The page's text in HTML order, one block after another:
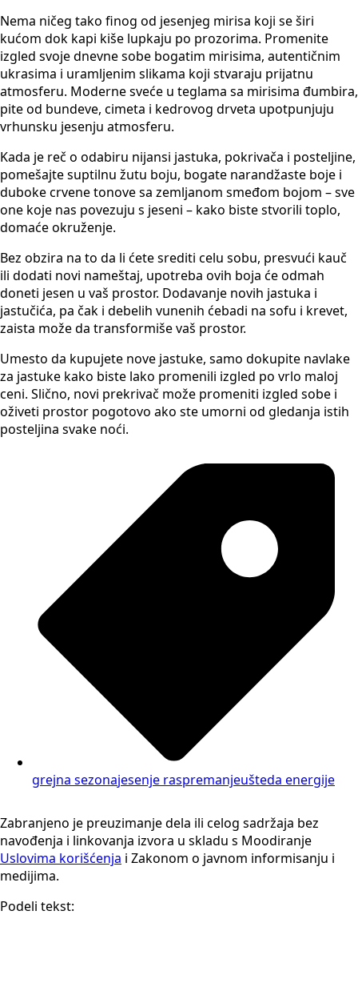
Nema ničeg tako finog od jesenjeg mirisa koji se širi
kućom dok kapi kiše lupkaju po prozorima. Promenite
izgled svoje dnevne sobe bogatim mirisima, autentičnim
ukrasima i uramljenim slikama koji stvaraju prijatnu
atmosferu. Moderne sveće u teglama sa mirisima đumbira,
pite od bundeve, cimeta i kedrovog drveta upotpunjuju
vrhunsku jesenju atmosferu.
Kada je reč o odabiru nijansi jastuka, pokrivača i posteljine,
pomešajte suptilnu žutu boju, bogate narandžaste boje i
duboke crvene tonove sa zemljanom smeđom bojom – sve
one koje nas povezuju s jeseni – kako biste stvorili toplo,
domaće okruženje.
Bez obzira na to da li ćete srediti celu sobu, presvući kauč
ili dodati novi nameštaj, upotreba ovih boja će odmah
doneti jesen u vaš prostor. Dodavanje novih jastuka i
jastučića, pa čak i debelih vunenih ćebadi na sofu i krevet,
zaista može da transformiše vaš prostor.
Umesto da kupujete nove jastuke, samo dokupite navlake
za jastuke kako biste lako promenili izgled po vrlo maloj
ceni. Slično, novi prekrivač može promeniti izgled sobe i
oživeti prostor pogotovo ako ste umorni od gledanja istih
posteljina svake noći.
grejna sezonajesenje raspremanjeušteda energije
Zabranjeno je preuzimanje dela ili celog sadržaja bez
navođenja i linkovanja izvora u skladu s Moodiranje
Uslovima korišćenja i Zakonom o javnom informisanju i
medijima.
Podeli tekst: